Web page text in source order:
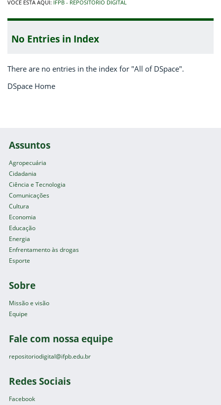
VOCÊ ESTÁ AQUI: IFPB - REPOSITÓRIO DIGITAL
No Entries in Index
There are no entries in the index for "All of DSpace".
DSpace Home
Assuntos
Agropecuária
Cidadania
Ciência e Tecnologia
Comunicações
Cultura
Economia
Educação
Energia
Enfrentamento às drogas
Esporte
Sobre
Missão e visão
Equipe
Fale com nossa equipe
repositoriodigital@ifpb.edu.br
Redes Sociais
Facebook